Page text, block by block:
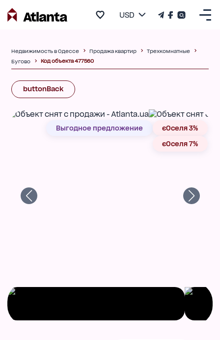
USD
Недвижимость в Одессе Продажа квартир
Трехкомнатные
Бугово
Код объекта 477560
buttonBack
Выгодное предложение
єОселя 3%
єОселя 7%